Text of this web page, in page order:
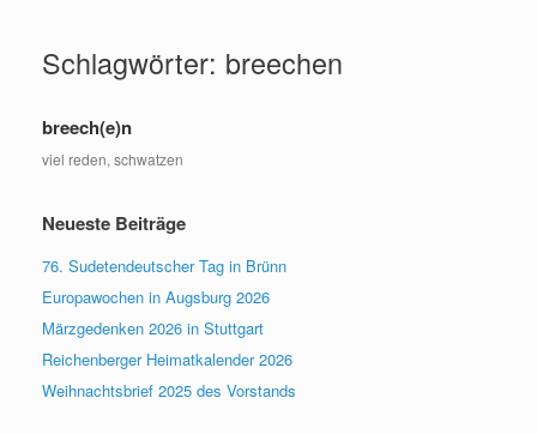
springenSchlagwörter: breechen
breech(e)n
viel reden, schwatzen
Neueste Beiträge
76. Sudetendeutscher Tag in Brünn
Europawochen in Augsburg 2026
Märzgedenken 2026 in Stuttgart
Reichenberger Heimatkalender 2026
Weihnachtsbrief 2025 des Vorstands